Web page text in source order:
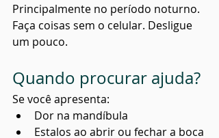
Principalmente no período noturno.
Faça coisas sem o celular. Desligue
um pouco.
Quando procurar ajuda?
Se você apresenta:
Dor na mandíbula
Estalos ao abrir ou fechar a boca